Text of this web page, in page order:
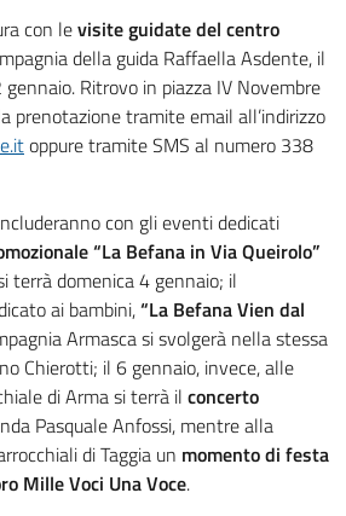
con levisite guidate del centro
della guida Raffaella Asdente, il
Ritrovo in piazza IV Novembre
prenotazione tramite email all’indirizzo
oppure tramite SMS al numero 338
con gli eventi dedicati
“La Befana in Via Queirolo”
terrà domenica 4 gennaio; il
ai bambini,“La Befana Vien dal
Armasca si svolgerà nella stessa
Chierotti; il 6 gennaio, invece, alle
di Arma si terrà il concerto
Pasquale Anfossi, mentre alla
di Taggia un momento di festa
Mille Voci Una Voce.